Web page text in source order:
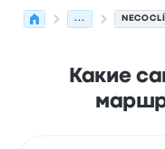
...
Какие